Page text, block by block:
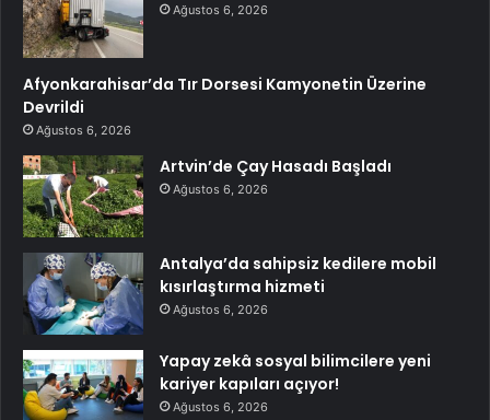
Ağustos 6, 2026
Afyonkarahisar’da Tır Dorsesi Kamyonetin Üzerine
Devrildi
Ağustos 6, 2026
Artvin’de Çay Hasadı Başladı
Ağustos 6, 2026
Antalya’da sahipsiz kedilere mobil
kısırlaştırma hizmeti
Ağustos 6, 2026
Yapay zekâ sosyal bilimcilere yeni
kariyer kapıları açıyor!
Ağustos 6, 2026